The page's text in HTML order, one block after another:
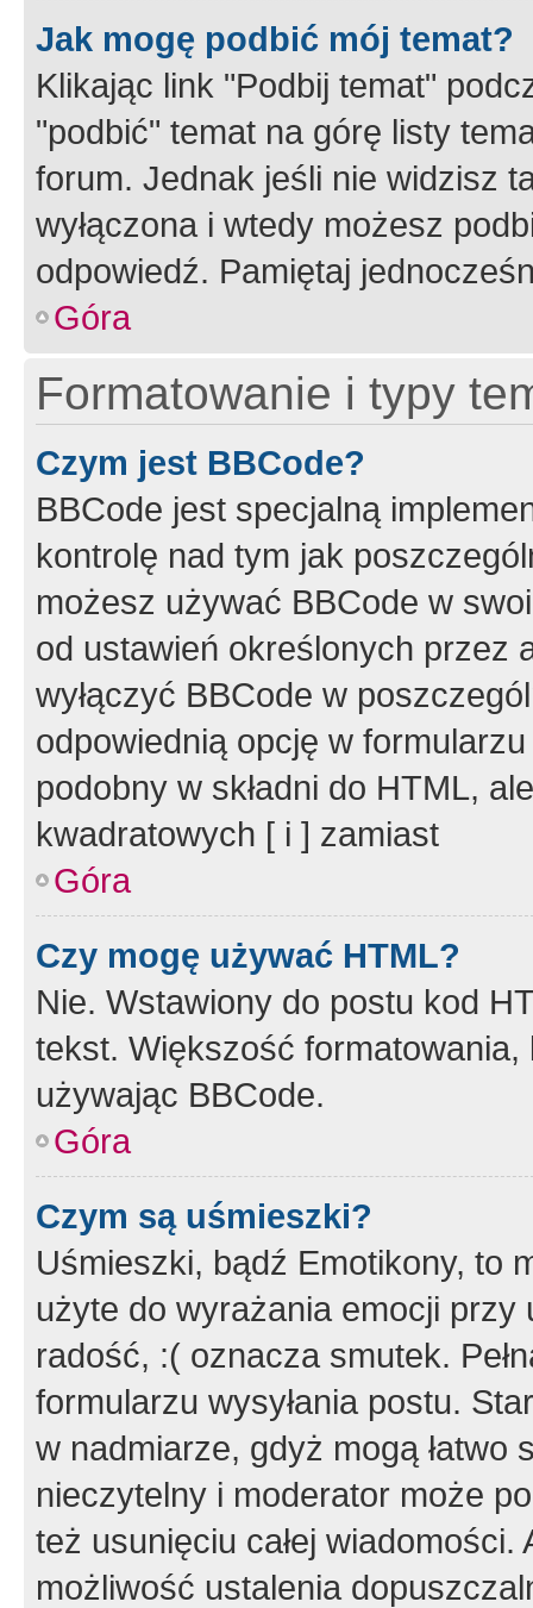
Jak mogę podbić mój temat?
Klikając link "Podbij temat"
"podbić" temat na górę listy
forum. Jednak jeśli nie widzisz
wyłączona i wtedy możesz
odpowiedź. Pamiętaj
Góra
Formatowanie i typy
Czym jest BBCode?
BBCode jest specjalną
kontrolę nad tym jak
możesz używać BBCode w
od ustawień określonych przez
wyłączyć BBCode w
odpowiednią opcję w
podobny w składni do HTML,
kwadratowych [ i ] zamiast
Góra
Czy mogę używać HTML?
Nie. Wstawiony do postu kod
tekst. Większość
używając BBCode.
Góra
Czym są uśmieszki?
Uśmieszki, bądź Emotikony, to
użyte do wyrażania emocji
radość, :( oznacza smutek.
formularzu wysyłania postu.
w nadmiarze, gdyż mogą
nieczytelny i moderator może
też usunięciu całej
możliwość ustalenia